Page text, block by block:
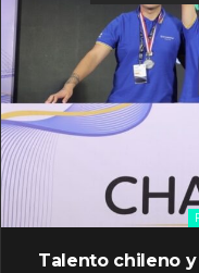
Talento chileno